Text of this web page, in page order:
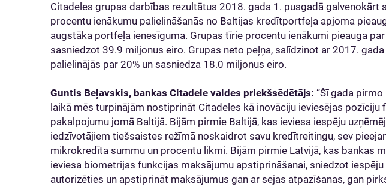
Citadeles grupas darbības rezultātus 2018. gada 1. pusgadā galvenokārt
procentu ienākumu palielināšanās no Baltijas kredītportfeļa apjoma
augstāka portfeļa ienesīguma. Grupas tīrie procentu ienākumi pieauga par
sasniedzot 39.9 miljonus eiro. Grupas neto peļņa, salīdzinot ar 2017.
palielinājās par 20% un sasniedza 18.0 miljonus eiro.
Guntis Beļavskis, bankas Citadele valdes priekšsēdētājs: “Šī gada
laikā mēs turpinājām nostiprināt Citadeles kā inovāciju ieviesējas pozīciju
pakalpojumu jomā Baltijā. Bijām pirmie Baltijā, kas ieviesa iespēju
iedzīvotājiem tiešsaistes režīmā noskaidrot savu kredītreitingu, sev
mikrokredīta summu un procentu likmi. Bijām pirmie Latvijā, kas bankas
ieviesa biometrijas funkcijas maksājumu apstiprināšanai, sniedzot
autorizēties un apstiprināt maksājumus gan ar sejas atpazīšanas, gan